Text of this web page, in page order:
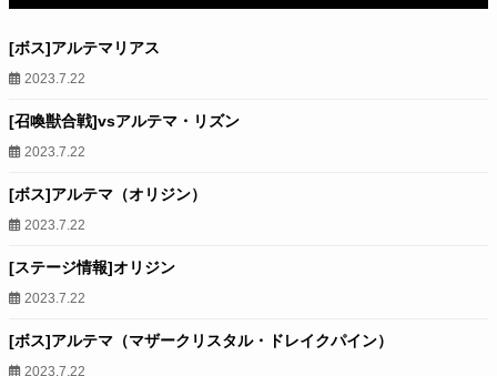
[ボス]アルテマリアス
2023.7.22
[召喚獣合戦]vsアルテマ・リズン
2023.7.22
[ボス]アルテマ（オリジン）
2023.7.22
[ステージ情報]オリジン
2023.7.22
[ボス]アルテマ（マザークリスタル・ドレイクパイン）
2023.7.22